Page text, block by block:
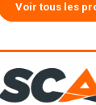
Voir tous les